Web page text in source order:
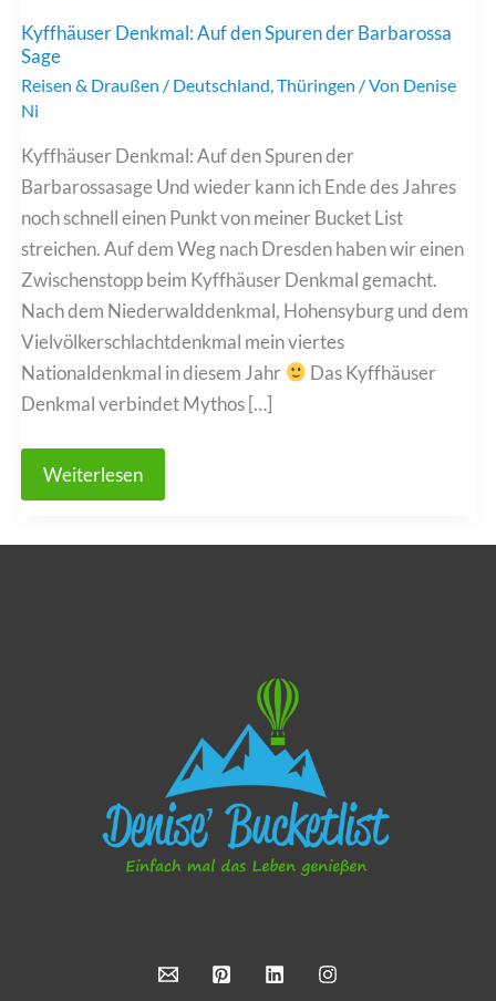
Kyffhäuser Denkmal: Auf den Spuren der Barbarossa
Sage
Reisen & Draußen / Deutschland ,Thüringen / Von Denise
Ni
Kyffhäuser Denkmal: Auf den Spuren der
Barbarossasage Und wieder kann ich Ende des Jahres
noch schnell einen Punkt von meiner Bucket List
streichen. Auf dem Weg nach Dresden haben wir einen
Zwischenstopp beim Kyffhäuser Denkmal gemacht.
Nach dem Niederwalddenkmal, Hohensyburg und dem
Vielvölkerschlachtdenkmal mein viertes
Nationaldenkmal in diesem Jahr
Das Kyffhäuser
Denkmal verbindet Mythos […]
Kyffhäuser
Spuren
Weiterlesen